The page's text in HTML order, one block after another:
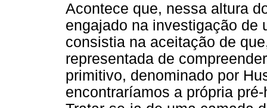
Acontece que, nessa altura
engajado na investigação de
consistia na aceitação de
representada de
primitivo, denominado por
encontraríamos a própria